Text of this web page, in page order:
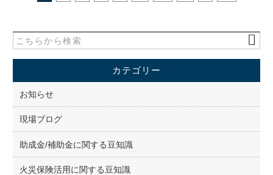
カテゴリー
お知らせ
現場ブログ
助成金/補助金に関する豆知識
火災保険活用に関する豆知識